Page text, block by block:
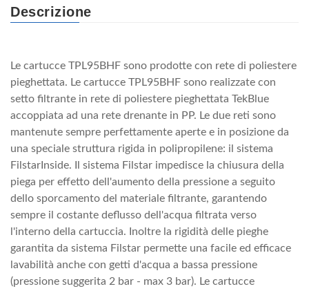
Descrizione
Le cartucce TPL95BHF sono prodotte con rete di poliestere
pieghettata. Le cartucce TPL95BHF sono realizzate con
setto filtrante in rete di poliestere pieghettata TekBlue
accoppiata ad una rete drenante in PP. Le due reti sono
mantenute sempre perfettamente aperte e in posizione da
una speciale struttura rigida in polipropilene: il sistema
FilstarInside. Il sistema Filstar impedisce la chiusura della
piega per effetto dell'aumento della pressione a seguito
dello sporcamento del materiale filtrante, garantendo
sempre il costante deflusso dell'acqua filtrata verso
l'interno della cartuccia. Inoltre la rigidità delle pieghe
garantita da sistema Filstar permette una facile ed efficace
lavabilità anche con getti d'acqua a bassa pressione
(pressione suggerita 2 bar - max 3 bar). Le cartucce